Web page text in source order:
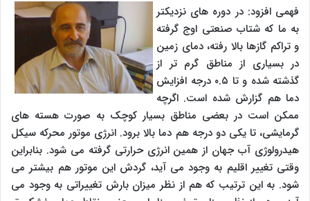
فهمی افزود: در دوره های نزدیکتر
به ما که شتاب صنعتی اوج گرفته
و تراکم گازها بالا رفته، دمای زمین
در بسیاری از مناطق گرم تر از
گذشته شده و تا ۰.۵ درجه افزایش
دما هم گزارش شده است. اگرچه
ممکن است در بعضی مناطق بسیار کوچک به صورت هسته های
گرمایشی، تا یکی دو درجه هم دما بالا برود. انرژی موتور محرکه سیکل
هیدرولوژی آب جهان از همین انرژی حرارتی گرفته می شود. بنابراین
وقتی تغییر اقلیم به وجود می آید، گردش این موتور هم بیشتر می
شود. به این ترتیب که هم از نظر میزان بارش تغییراتی به وجود می